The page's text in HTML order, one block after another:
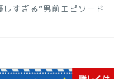
すぎる”男前エピソード